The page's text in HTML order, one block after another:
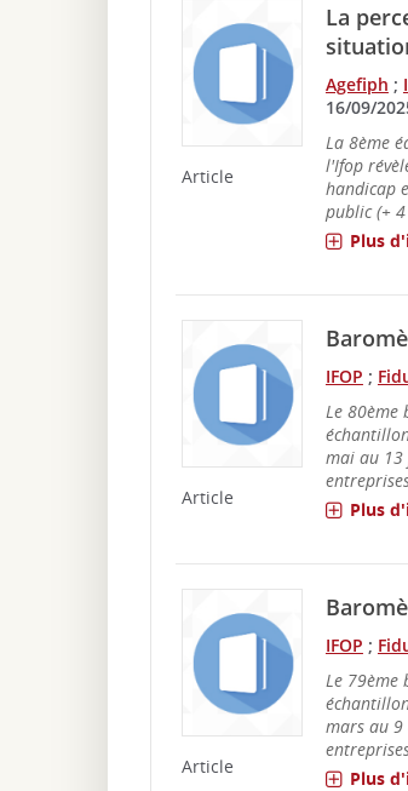
Article
La
Agefiph ;
16/09/
La 8ème
l'Ifop
handicap
public (+
Plus
Article
IFOP ;
Le 80ème
mai au 13
Plus
Article
IFOP ;
Le 79ème
mars au 9
Plus